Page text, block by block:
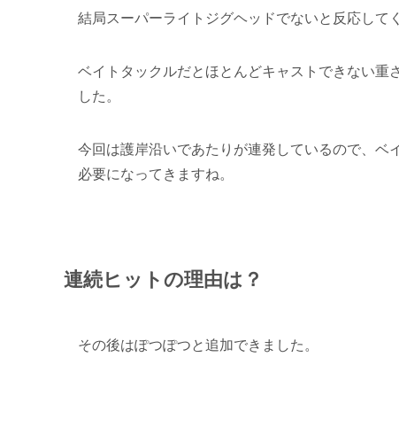
結局スーパーライトジグヘッドでないと反応して
ベイトタックルだとほとんどキャストできない重
した。
今回は護岸沿いであたりが連発しているので、
必要になってきますね。
連続ヒットの理由は？
その後はぽつぽつと追加できました。